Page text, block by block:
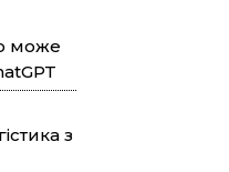
може
з